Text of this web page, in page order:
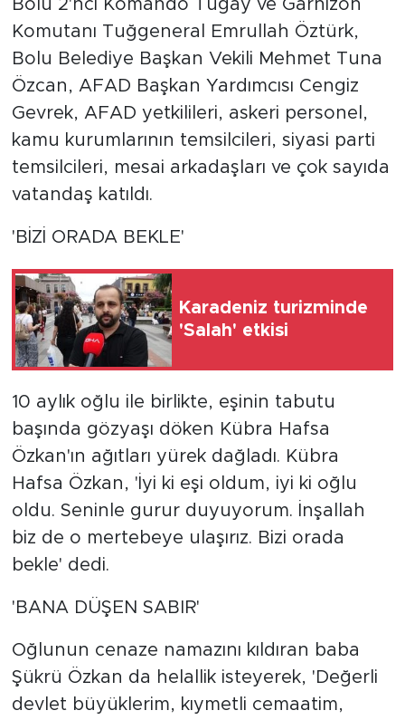
Bolu 2'nci Komando Tugay ve Garnizon
Komutanı Tuğgeneral Emrullah Öztürk,
Bolu Belediye Başkan Vekili Mehmet Tuna
Özcan, AFAD Başkan Yardımcısı Cengiz
Gevrek, AFAD yetkilileri, askeri personel,
kamu kurumlarının temsilcileri, siyasi parti
temsilcileri, mesai arkadaşları ve çok sayıda
vatandaş katıldı.
'BİZİ ORADA BEKLE'
Karadeniz turizminde
'Salah' etkisi
10 aylık oğlu ile birlikte, eşinin tabutu
başında gözyaşı döken Kübra Hafsa
Özkan'ın ağıtları yürek dağladı. Kübra
Hafsa Özkan, 'İyi ki eşi oldum, iyi ki oğlu
oldu. Seninle gurur duyuyorum. İnşallah
biz de o mertebeye ulaşırız. Bizi orada
bekle' dedi.
'BANA DÜŞEN SABIR'
Oğlunun cenaze namazını kıldıran baba
Şükrü Özkan da helallik isteyerek, 'Değerli
devlet büyüklerim, kıymetli cemaatim,